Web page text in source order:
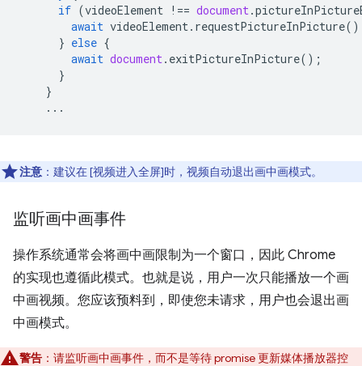
if (videoElement !== document.
await videoElement. requestPictureInPicture
} else {
await document. exitPictureInPicture();
}
}
...
注意 ：建议在 [视频进入全屏]时，视频自动退出画中画模式。
监听画中画事件
操作系统通常会将画中画限制为一个窗口，因此 Chrome
的实现也遵循此模式。也就是说，用户一次只能播放一个画
中画视频。您应该预料到，即使您未请求，用户也会退出画
中画模式。
警告 ：请监听画中画事件，而不是等待 promise 更新媒体播放器控